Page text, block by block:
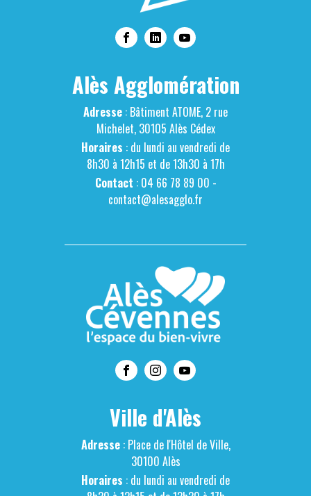
Alès Agglomération
Adresse : Bâtiment ATOME, 2 rue
Michelet, 30105 Alès Cédex
Horaires : du lundi au vendredi de
8h30 à 12h15 et de 13h30 à 17h
Contact : 04 66 78 89 00 -
contact@alesagglo.fr
Ville d'Alès
Adresse: Place de l'Hôtel de Ville,
30100 Alès
Horaires : du lundi au vendredi de